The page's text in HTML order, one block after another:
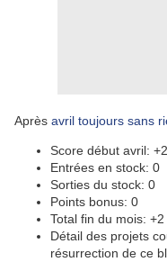
Après avril toujours sans
Score début avril: +2
Entrées en stock: 0
Sorties du stock: 0
Points bonus: 0
Total fin du mois: +2
Détail des projets
résurrection de ce